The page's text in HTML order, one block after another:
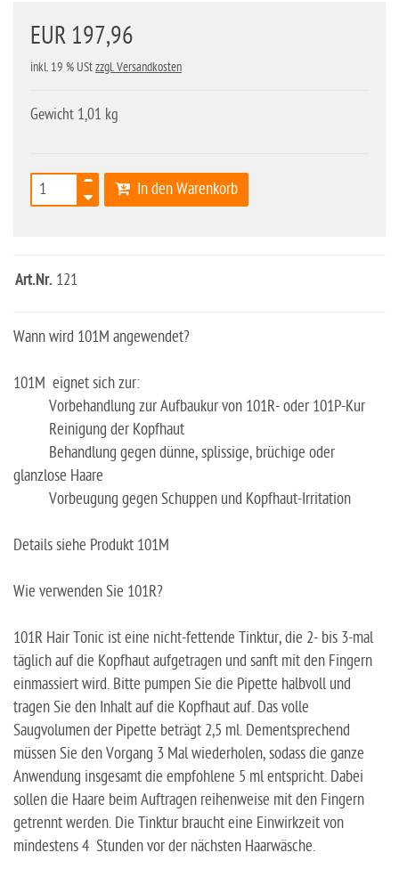
EUR 197,96
inkl. 19 % UStzzgl. Versandkosten
Gewicht 1,01 kg
In den Warenkorb
Art.Nr. 121
Wann wird 101M angewendet?
101M eignet sich zur:
Vorbehandlung zur Aufbaukur von 101R- oder 101P-Kur
Reinigung der Kopfhaut
Behandlung gegen dünne, splissige, brüchige oder
glanzlose Haare
Vorbeugung gegen Schuppen und Kopfhaut-Irritation
Details siehe Produkt 101M
Wie verwenden Sie 101R?
101R Hair Tonic ist eine nicht-fettende Tinktur, die 2- bis 3-mal
täglich auf die Kopfhaut aufgetragen und sanft mit den Fingern
einmassiert wird. Bitte pumpen Sie die Pipette halbvoll und
tragen Sie den Inhalt auf die Kopfhaut auf. Das volle
Saugvolumen der Pipette beträgt 2,5 ml. Dementsprechend
müssen Sie den Vorgang 3 Mal wiederholen, sodass die ganze
Anwendung insgesamt die empfohlene 5 ml entspricht. Dabei
sollen die Haare beim Auftragen reihenweise mit den Fingern
getrennt werden. Die Tinktur braucht eine Einwirkzeit von
mindestens 4 Stunden vor der nächsten Haarwäsche.